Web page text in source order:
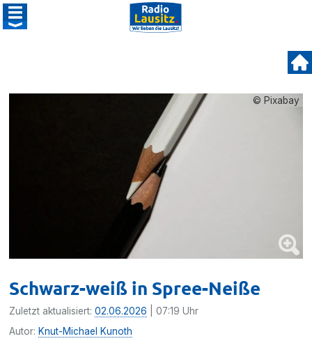
© Pixabay
Schwarz-weiß in Spree-Neiße
Zuletzt aktualisiert:02.06.2026 | 07:19 Uhr
Autor: Knut-Michael Kunoth